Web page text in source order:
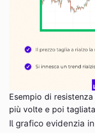
Esempio di
più volte e poi
Il grafico evidenzia